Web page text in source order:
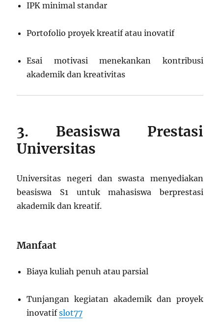
IPK minimal standar
Portofolio proyek kreatif atau inovatif
Esai motivasi menekankan kontribusi
akademik dan kreativitas
3. Beasiswa Prestasi
Universitas
Universitas negeri dan swasta menyediakan
beasiswa S1 untuk mahasiswa berprestasi
akademik dan kreatif.
Manfaat
Biaya kuliah penuh atau parsial
Tunjangan kegiatan akademik dan proyek
inovatifslot77